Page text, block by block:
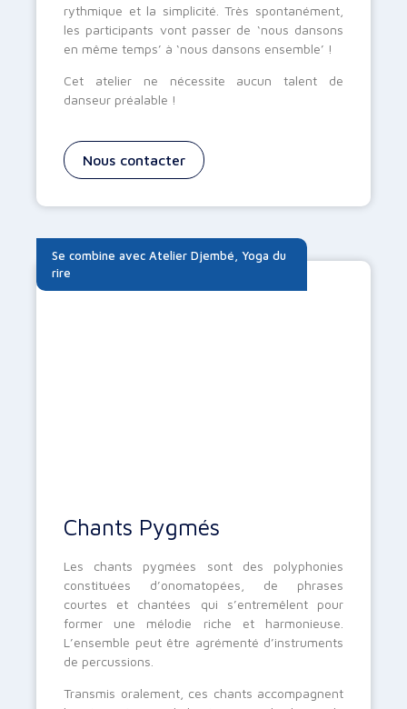
rythmique et la simplicité. Très spontanément,
les participants vont passer de ‘nous dansons
en même temps’ à ‘nous dansons ensemble’ !
Cet atelier ne nécessite aucun talent de
danseur préalable !
Nous contacter
Se combine avec Atelier Djembé Yoga du
rire
Chants Pygmés
Les chants pygmées sont des polyphonies
constituées d’onomatopées, de phrases
courtes et chantées qui s’entremêlent pour
former une mélodie riche et harmonieuse.
L’ensemble peut être agrémenté d’instruments
de percussions.
Transmis oralement, ces chants accompagnent